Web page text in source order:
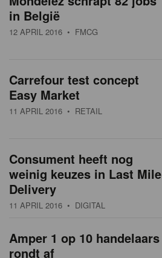
cin België
12 APRIL 2016 • FMCG
Carrefour test concept
Easy Market
11 APRIL 2016 • RETAIL
Consument heeft nog
weinig keuzes in Last Mile
Delivery
11 APRIL 2016 • DIGITAL
Amper 1 op 10 handelaars
rondt af